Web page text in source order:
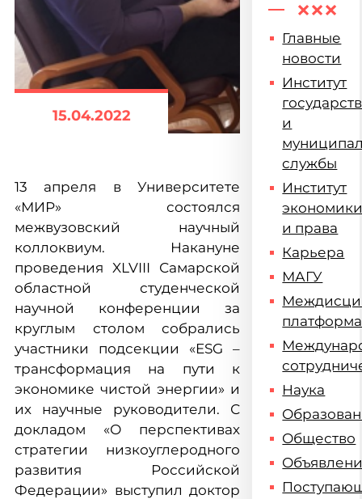
15.04.2022
13 апреля в Университете
«МИР» состоялся
межвузовский научный
коллоквиум. Накануне
проведения XLVIII Самарской
областной студенческой
научной конференции за
круглым столом собрались
участники подсекции «ESG –
трансформация на пути к
экономике чистой энергии» и
их научные руководители. С
докладом «О перспективах
стратегии низкоуглеродного
развития Российской
Федерации» выступил доктор
Главные
новости
Институт
и
службы
Институт
и права
Карьера
МАГУ
платформа
Наука
Общество